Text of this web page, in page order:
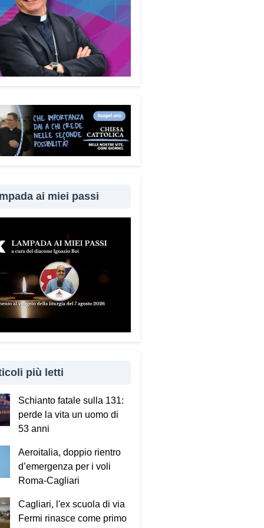
ai miei passi
più letti
Schianto fatale sulla 131:
perde la vita un uomo di
53 anni
Aeroitalia, doppio rientro
d’emergenza per i voli
Roma-Cagliari
Cagliari, l'ex scuola di via
Fermi rinasce come primo